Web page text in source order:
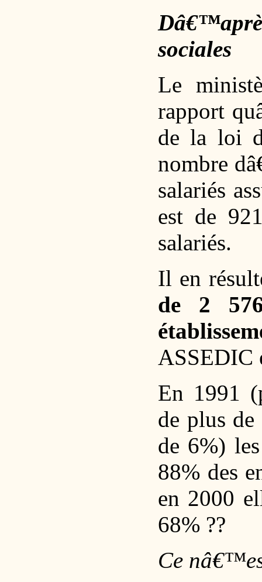
sociales
Le
rapport
de la loi
nombre
salariés
est de
salariés.
Il en
de 2
ASSEDIC
En 1991
de plus
de 6%)
88% des
en 2000
68% ??
Ce